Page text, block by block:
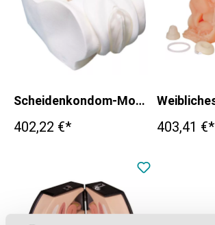
Scheidenkondom-Modell
402,22 €* 403,41 €*